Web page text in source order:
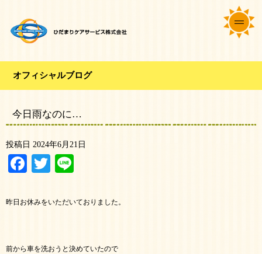
オフィシャルブログ
今日雨なのに…
投稿日 2024年6月21日
Facebook
Twitter
昨日お休みをいただいておりました。
前から車を洗おうと決めていたので